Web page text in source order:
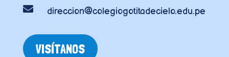
 direccion@colegiogotitadecielo.edu.pe
VISÍTANOS